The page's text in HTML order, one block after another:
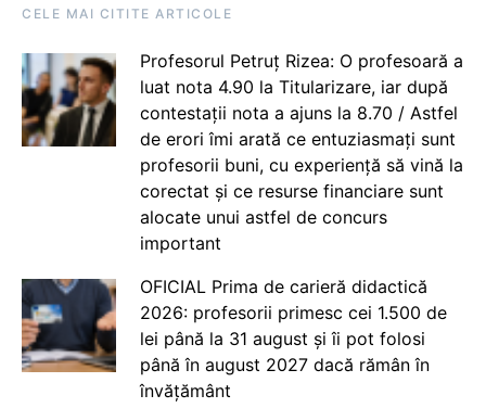
CELE MAI CITITE ARTICOLE
Profesorul Petruț Rizea: O profesoară a
luat nota 4.90 la Titularizare, iar după
contestații nota a ajuns la 8.70 / Astfel
de erori îmi arată ce entuziasmați sunt
profesorii buni, cu experiență să vină la
corectat și ce resurse financiare sunt
alocate unui astfel de concurs
important
OFICIAL Prima de carieră didactică
2026: profesorii primesc cei 1.500 de
lei până la 31 august și îi pot folosi
până în august 2027 dacă rămân în
învățământ